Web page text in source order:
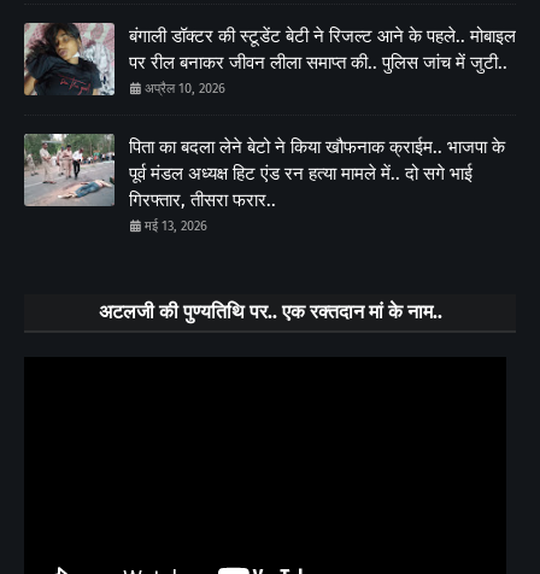
बंगाली डॉक्टर की स्टूडेंट बेटी ने रिजल्ट आने के पहले.. मोबाइल
पर रील बनाकर जीवन लीला समाप्त की.. पुलिस जांच में जुटी..
अप्रैल 10, 2026
पिता का बदला लेने बेटो ने किया खौफनाक क्राईम.. भाजपा के
पूर्व मंडल अध्यक्ष हिट एंड रन हत्या मामले में.. दो सगे भाई
गिरफ्तार, तीसरा फरार..
मई 13, 2026
अटलजी की पुण्यतिथि पर.. एक रक्तदान मां के नाम..